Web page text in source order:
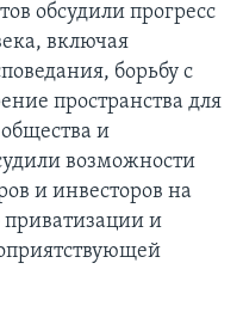
обсудили прогресс
включая
борьбу с
пространства для
и
возможности
и инвесторов на
приватизации и